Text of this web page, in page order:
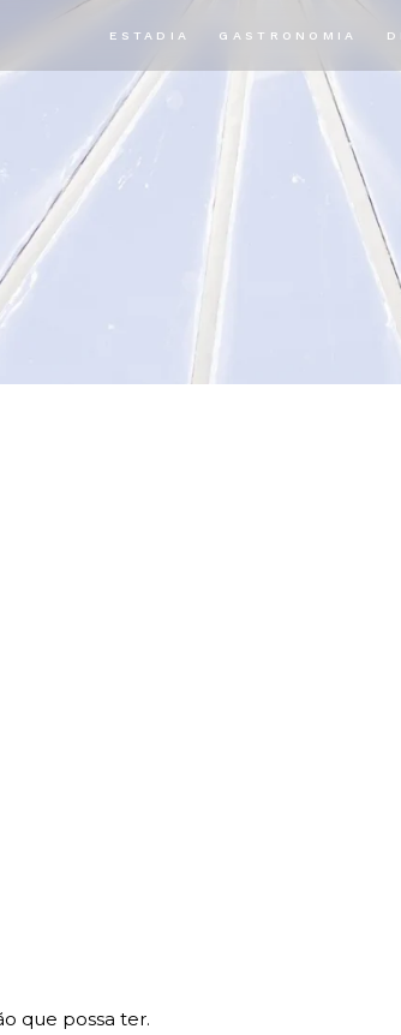
ESTADIA GASTRONOMIA
que possa ter.